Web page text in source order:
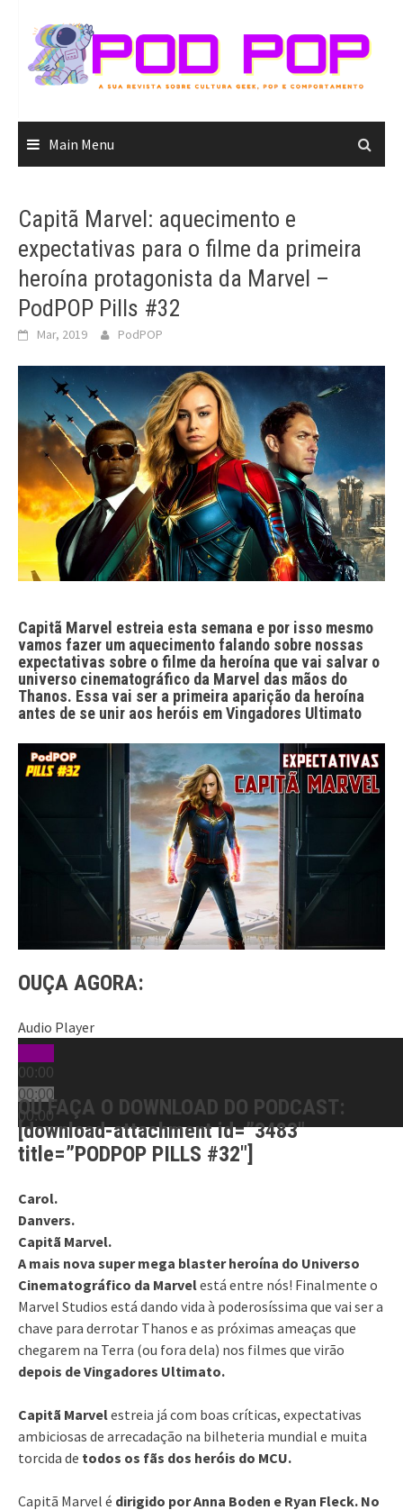
content
Main Menu
Capitã Marvel: aquecimento e
expectativas para o filme da primeira
heroína protagonista da Marvel –
PodPOP Pills #32
Mar, 2019 PodPOP
Capitã Marvel estreia esta semana e por isso mesmo
vamos fazer um aquecimento falando sobre nossas
expectativas sobre o filme da heroína que vai salvar o
universo cinematográfico da Marvel das mãos do
Thanos. Essa vai ser a primeira aparição da heroína
antes de se unir aos heróis em Vingadores Ultimato
OUÇA AGORA:
Audio Player
00:00
00:00
00:00
OU FAÇA O DOWNLOAD DO PODCAST:
[download-attachment id=”3483″
title=”PODPOP PILLS #32″]
Carol.
Danvers.
Capitã Marvel.
A mais nova super mega blaster heroína do Universo
Cinematográfico da Marvelestá entre nós! Finalmente o
Marvel Studios está dando vida à poderosíssima que vai ser a
chave para derrotar Thanos e as próximas ameaças que
chegarem na Terra (ou fora dela) nos filmes que virão
depois de Vingadores Ultimato.
Capitã Marvelestreia já com boas críticas, expectativas
ambiciosas de arrecadação na bilheteria mundial e muita
torcida de todos os fãs dos heróis do MCU.
Capitã Marvel é dirigido por Anna Boden e Ryan Fleck. No